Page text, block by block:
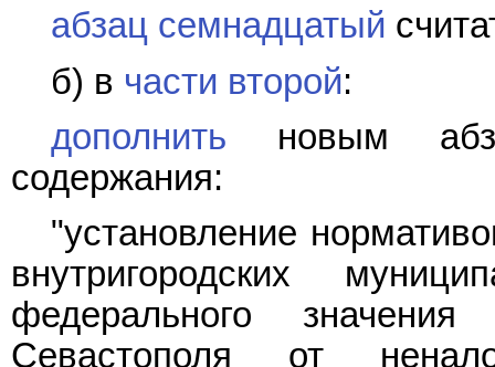
абзац семнадцатый
б) в части второй:
дополнить новым
содержания:
"установление
внутригородских
федерального
Севастополя от